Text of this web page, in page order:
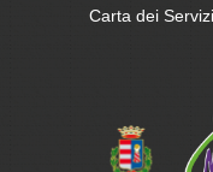
Carta dei Servizi